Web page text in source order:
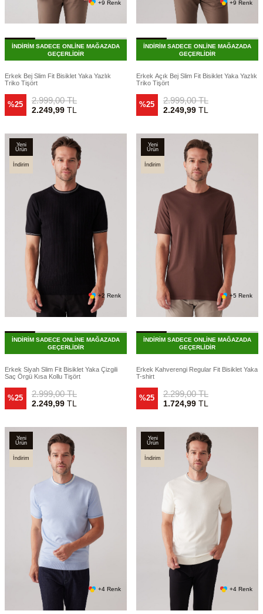
+9 Renk
İNDİRİM SADECE ONLİNE MAĞAZADA
GEÇERLİDİR
Erkek Bej Slim Fit Bisiklet Yaka Yazlık
Triko Tişört
%25 2.999,00TL
2.249,99TL
+9 Renk
İNDİRİM SADECE ONLİNE MAĞAZADA
GEÇERLİDİR
Erkek Açık Bej Slim Fit Bisiklet Yaka Yazlık
Triko Tişört
%25 2.999,00TL
2.249,99TL
Yeni
Ürün
İndirim
+2 Renk
İNDİRİM SADECE ONLİNE MAĞAZADA
GEÇERLİDİR
Erkek Siyah Slim Fit Bisiklet Yaka Çizgili
Saç Örgü Kısa Kollu Tişört
%25 2.999,00TL
2.249,99TL
Yeni
Ürün
İndirim
+5 Renk
İNDİRİM SADECE ONLİNE MAĞAZADA
GEÇERLİDİR
Erkek Kahverengi Regular Fit Bisiklet Yaka
T-shirt
%25 2.299,00TL
1.724,99TL
Yeni
Ürün
İndirim
+4 Renk
Yeni
Ürün
İndirim
+4 Renk